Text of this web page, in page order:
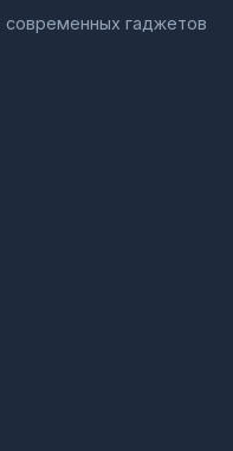
современных гаджетов